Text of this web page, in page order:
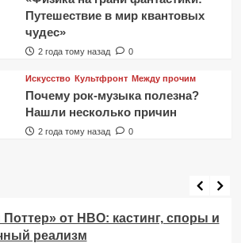
Путешествие в мир квантовых
чудес»
2 года тому назад 0
Искусство Культфронт Между прочим
Почему рок-музыка полезна?
Нашли несколько причин
2 года тому назад 0
от HBO: кастинг, споры и
реализм